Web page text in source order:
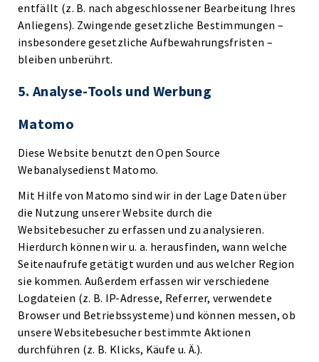
entfällt (z. B. nach abgeschlossener Bearbeitung Ihres
Anliegens). Zwingende gesetzliche Bestimmungen –
insbesondere gesetzliche Aufbewahrungsfristen –
bleiben unberührt.
5. Analyse-Tools und Werbung
Matomo
Diese Website benutzt den Open Source
Webanalysedienst Matomo.
Mit Hilfe von Matomo sind wir in der Lage Daten über
die Nutzung unserer Website durch die
Websitebesucher zu erfassen und zu analysieren.
Hierdurch können wir u. a. herausfinden, wann welche
Seitenaufrufe getätigt wurden und aus welcher Region
sie kommen. Außerdem erfassen wir verschiedene
Logdateien (z. B. IP-Adresse, Referrer, verwendete
Browser und Betriebssysteme) und können messen, ob
unsere Websitebesucher bestimmte Aktionen
durchführen (z. B. Klicks, Käufe u. Ä.).